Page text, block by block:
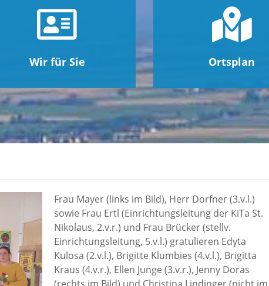
Wir für Sie Ortsplan
Frau Mayer (links im Bild), Herr Dorfner (3.v.l.)
sowie Frau Ertl (Einrichtungsleitung der KiTa St.
Nikolaus, 2.v.r.) und Frau Brücker (stellv.
Einrichtungsleitung, 5.v.l.) gratulieren Edyta
Kulosa (2.v.l.), Brigitte Klumbies (4.v.l.), Brigitta
Kraus (4.v.r.), Ellen Junge (3.v.r.), Jenny Doras